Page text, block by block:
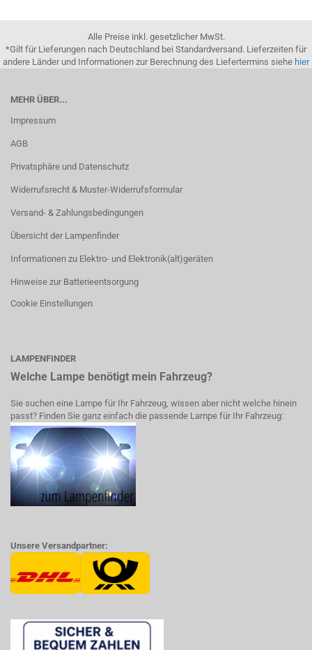
Alle Preise inkl. gesetzlicher MwSt.
*Gilt für Lieferungen nach Deutschland bei Standardversand. Lieferzeiten für
andere Länder und Informationen zur Berechnung des Liefertermins siehe hier
MEHR ÜBER...
Impressum
AGB
Privatsphäre und Datenschutz
Widerrufsrecht & Muster-Widerrufsformular
Versand- & Zahlungsbedingungen
Übersicht der Lampenfinder
Informationen zu Elektro- und Elektronik(alt)geräten
Hinweise zur Batterieentsorgung
Cookie Einstellungen
LAMPENFINDER
Welche Lampe benötigt mein Fahrzeug?
Sie suchen eine Lampe für Ihr Fahrzeug, wissen aber nicht welche hinein
passt? Finden Sie ganz einfach die passende Lampe für Ihr Fahrzeug:
Unsere Versandpartner: